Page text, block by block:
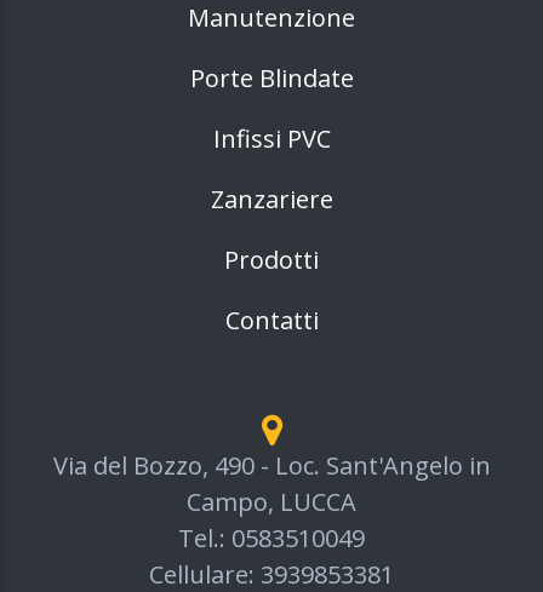
Manutenzione
Porte Blindate
Infissi PVC
Zanzariere
Prodotti
Contatti
Via del Bozzo, 490 - Loc. Sant'Angelo in
Campo, LUCCA
Tel.: 0583510049
Cellulare: 3939853381